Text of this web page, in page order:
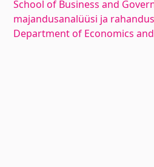
School of Business and
majandusanalüüsi ja
Department of Economics